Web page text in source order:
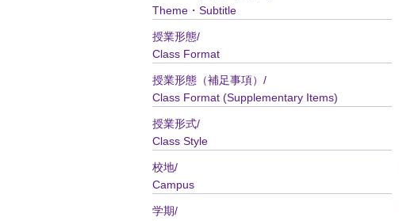
Theme・Subtitle
授業形態/
Class Format
授業形態（補足事項）/
Class Format (Supplementary Items)
授業形式/
Class Style
校地/
Campus
学期/